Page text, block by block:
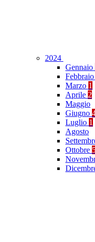
2024
Gennaio
Febbraio
Marzo 1
Aprile 2
Maggio
Giugno
Luglio 1
Agosto
Ottobre